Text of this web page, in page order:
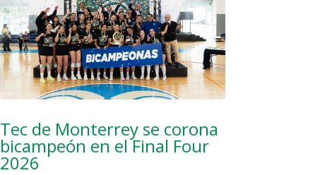
Tec de Monterrey se corona
bicampeón en el Final Four
2026